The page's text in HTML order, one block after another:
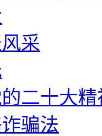
采
二十大精
骗法